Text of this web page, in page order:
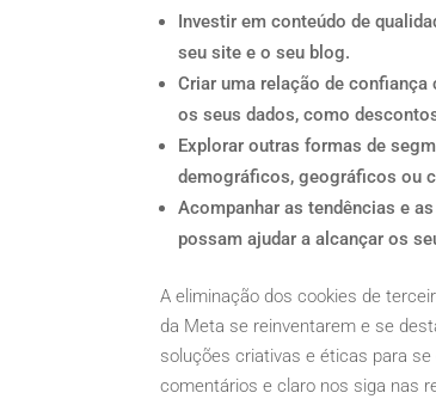
Investir em conteúdo de
seu site e o seu blog.
Criar uma relação de
os seus dados, como
Explorar outras formas de
demográficos, geográficos ou
Acompanhar as tendências e
possam ajudar a alcançar os
A eliminação dos cookies de
da Meta se reinventarem e se
soluções criativas e éticas para
comentários e claro nos siga nas